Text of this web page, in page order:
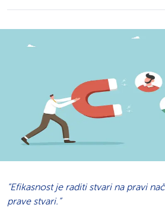
“Efikasnost je raditi stvari na pravi
prave stvari.”